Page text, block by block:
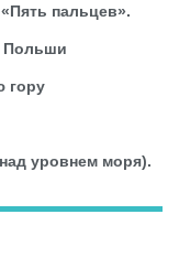
пальцев».
Польши
гору
уровнем моря).